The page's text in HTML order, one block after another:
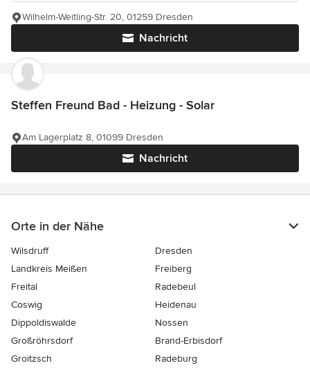
Nachricht
Wilhelm-Weitling-Str. 20, 01259 Dresden
Steffen Freund Bad - Heizung - Solar
Nachricht
Am Lagerplatz 8, 01099 Dresden
Orte in der Nähe
Wilsdruff
Dresden
Landkreis Meißen
Freiberg
Freital
Radebeul
Coswig
Heidenau
Dippoldiswalde
Nossen
Großröhrsdorf
Brand-Erbisdorf
Groitzsch
Radeburg